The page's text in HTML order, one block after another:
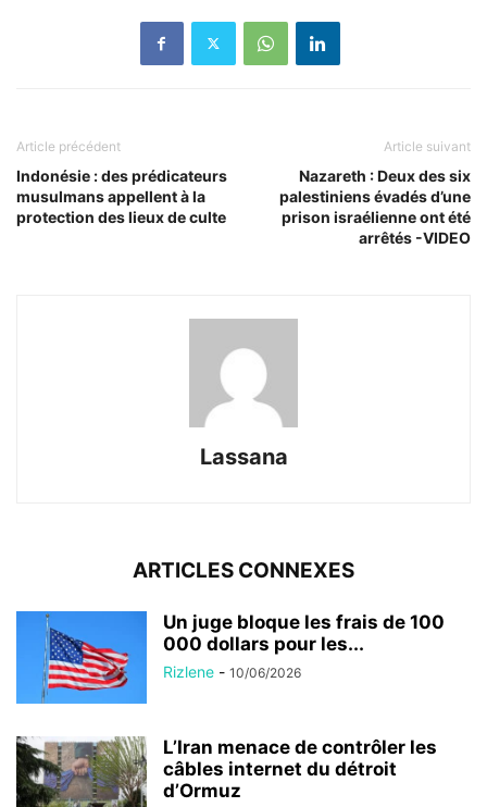
Article précédent
Indonésie : des prédicateurs
musulmans appellent à la
protection des lieux de culte
Article suivant
Nazareth : Deux des six
palestiniens évadés d’une
prison israélienne ont été
arrêtés -VIDEO
Lassana
ARTICLES CONNEXES
Un juge bloque les frais de 100
000 dollars pour les...
Rizlene - 10/06/2026
L’Iran menace de contrôler les
câbles internet du détroit
d’Ormuz